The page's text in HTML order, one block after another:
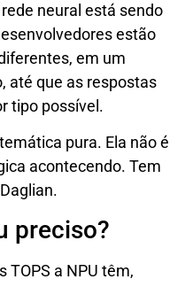
neural está sendo
estão
em um
até que as respostas
tipo possível.
pura. Ela não é
acontecendo. Tem
preciso?
TOPS a NPU têm,